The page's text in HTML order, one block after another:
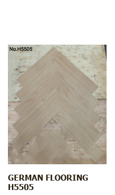
GERMAN FLOORING
H5505